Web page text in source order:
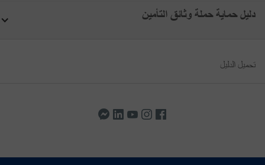
دليل حماية حملة وثائق التأمين
تحميل الدليل